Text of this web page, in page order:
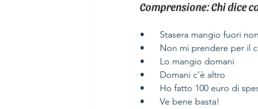
Comprensione: Chi dice
•	Stasera mangio fuori
•	Non mi prendere per
•	Lo mangio domani
•	Domani c’è altro
•	Ho fatto 100 euro di
•	Ve bene basta!